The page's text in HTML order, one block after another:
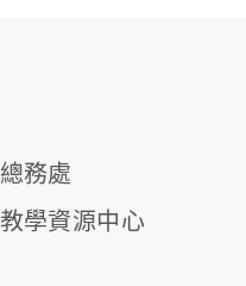
總務處
教學資源中心